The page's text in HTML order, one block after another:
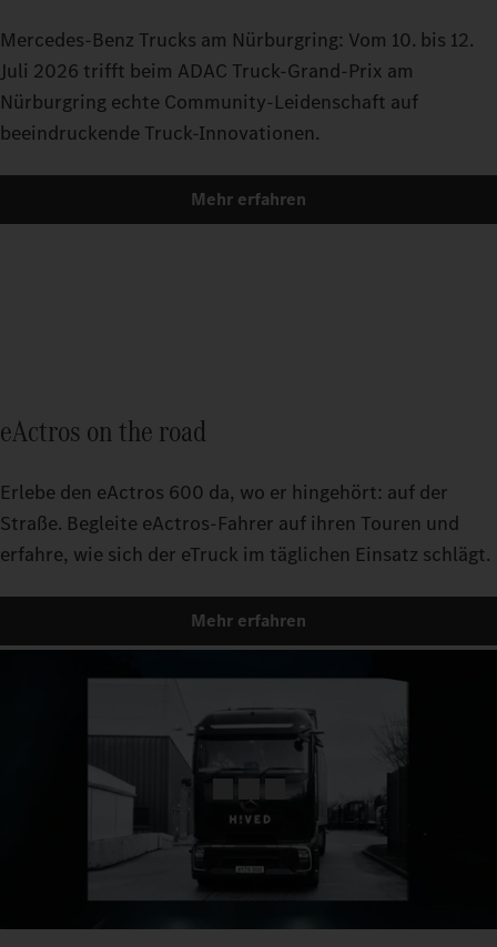
Mercedes-Benz Trucks am Nürburgring: Vom 10. bis 12.
Juli 2026 trifft beim ADAC Truck-Grand-Prix am
Nürburgring echte Community-Leidenschaft auf
beeindruckende Truck-Innovationen.
Mehr erfahren
eActros on the road
Erlebe den eActros 600 da, wo er hingehört: auf der
Straße. Begleite eActros-Fahrer auf ihren Touren und
erfahre, wie sich der eTruck im täglichen Einsatz schlägt.
Mehr erfahren